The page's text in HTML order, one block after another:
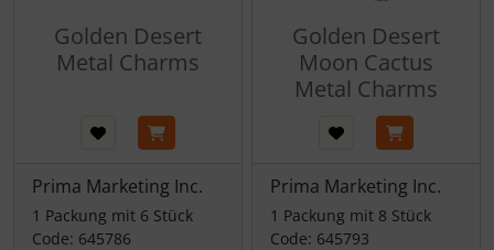
Golden Desert
Metal Charms
Prima Marketing Inc.
1 Packung mit 6 Stück
Code: 645786
Golden Desert
Moon Cactus
Metal Charms
Prima Marketing Inc.
1 Packung mit 8 Stück
Code: 645793